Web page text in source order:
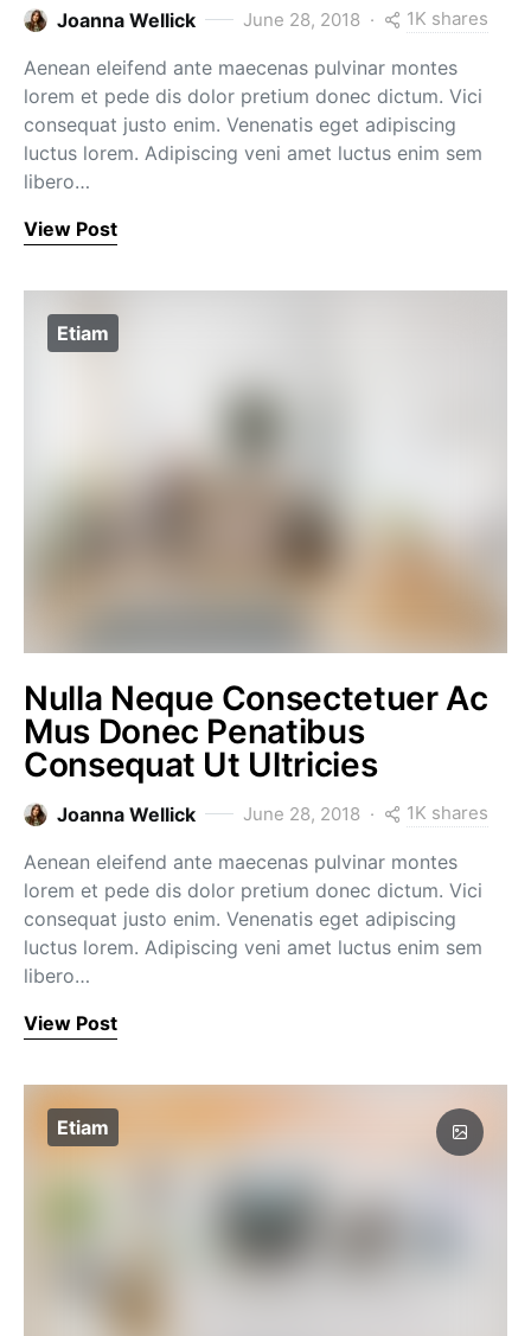
Joanna Wellick June 28, 2018 1K shares
Aenean eleifend ante maecenas pulvinar montes
lorem et pede dis dolor pretium donec dictum. Vici
consequat justo enim. Venenatis eget adipiscing
luctus lorem. Adipiscing veni amet luctus enim sem
libero…
View Post
Etiam
Nulla Neque Consectetuer Ac
Mus Donec Penatibus
Consequat Ut Ultricies
Joanna Wellick June 28, 2018 1K shares
Aenean eleifend ante maecenas pulvinar montes
lorem et pede dis dolor pretium donec dictum. Vici
consequat justo enim. Venenatis eget adipiscing
luctus lorem. Adipiscing veni amet luctus enim sem
libero…
View Post
Etiam